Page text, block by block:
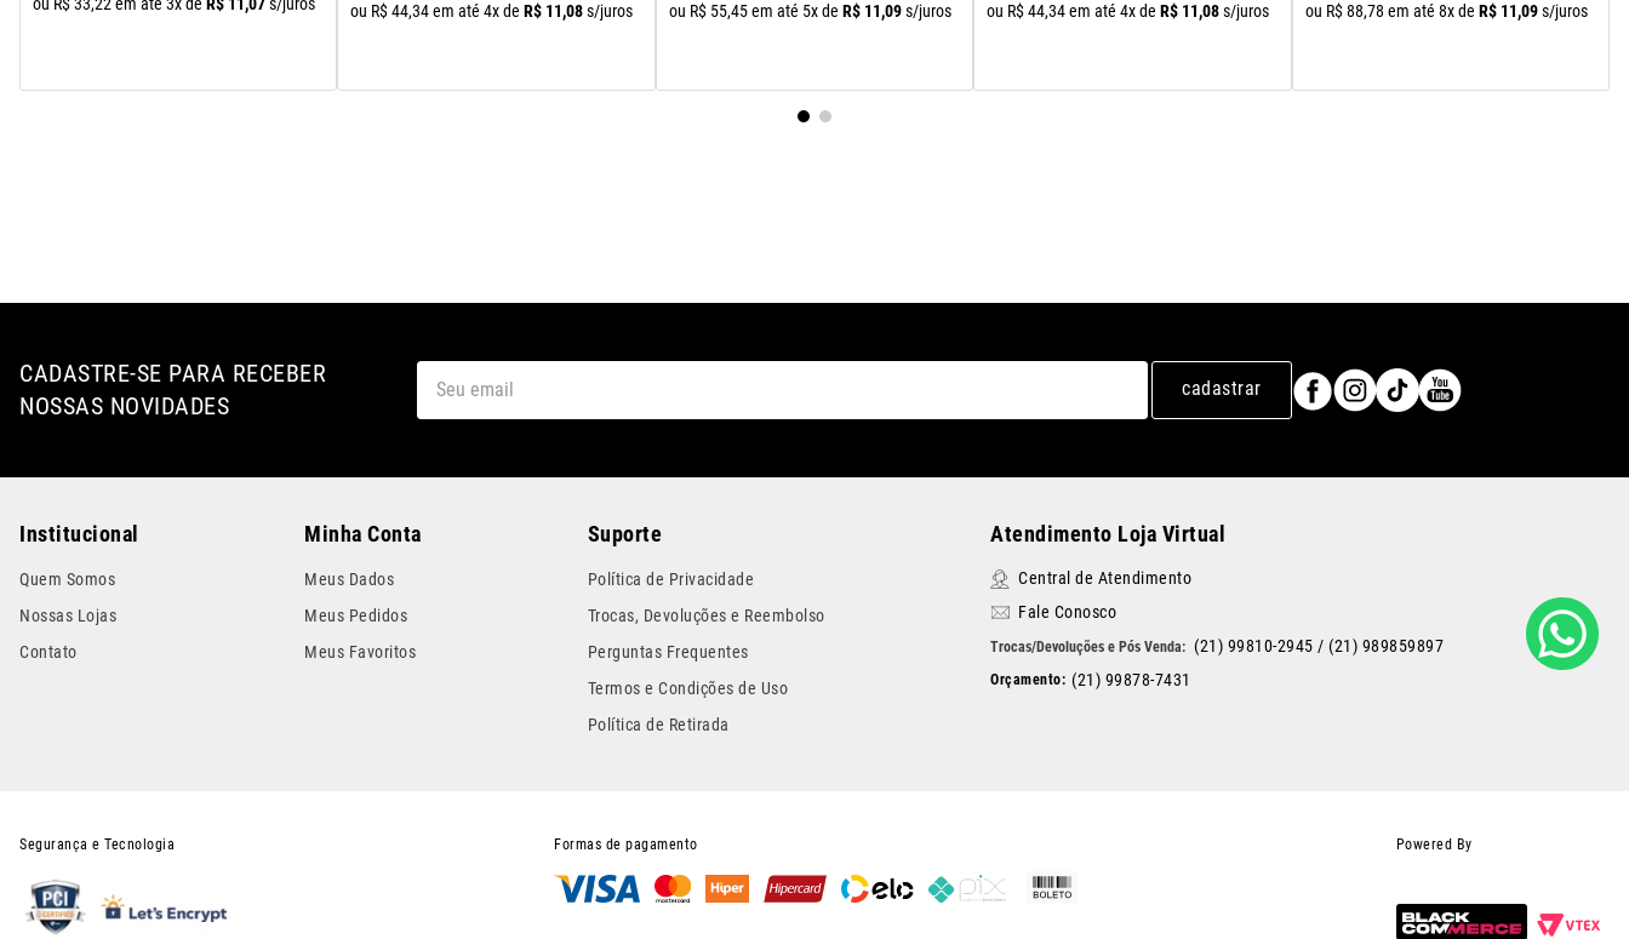
ou R$ 44,34 em até 4x de R$ 11,08 s/juros ou R$ 55,45 em até 5x de R$ 11,09 s/juros ou R$44,34em até 4x de R$ 11,08s/juros ou R$ 88,78 em até 8x de R$ 11,09 s/juros
CADASTRE-SE PARA RECEBER
NOSSAS NOVIDADES
cadastrar
Institucional
Quem Somos
Nossas Lojas
Contato
Minha Conta
Meus Dados
Meus Pedidos
Meus Favoritos
Suporte
Política de Privacidade
Trocas, Devoluções e Reembolso
Perguntas Frequentes
Termos e Condições de Uso
Política de Retirada
Atendimento Loja Virtual
Central de Atendimento
Fale Conosco
(21) 99810-2945 / (21) 989859897
(21) 99878-7431
Segurança e Tecnologia Formas de pagamento Powered By